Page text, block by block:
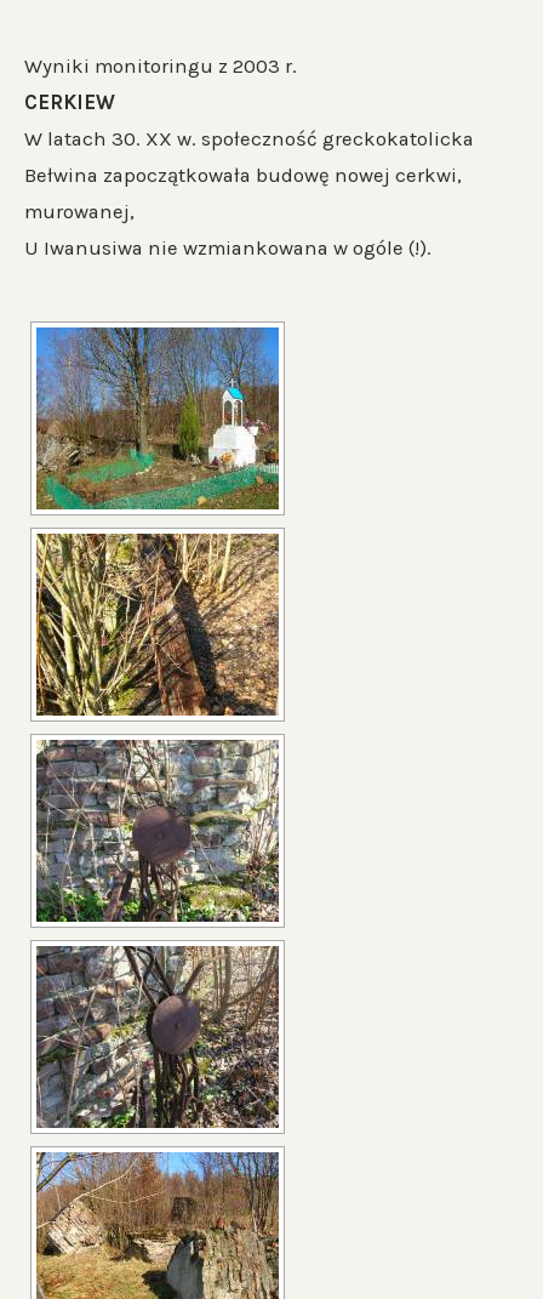
Wyniki monitoringu z 2003 r.
CERKIEW
W latach 30. XX w. społeczność greckokatolicka
Bełwina zapoczątkowała budowę nowej cerkwi,
murowanej,
U Iwanusiwa nie wzmiankowana w ogóle (!).